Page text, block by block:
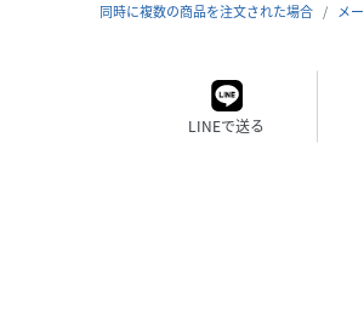
同時に複数の商品を注文された場合
メ
LINEで送る